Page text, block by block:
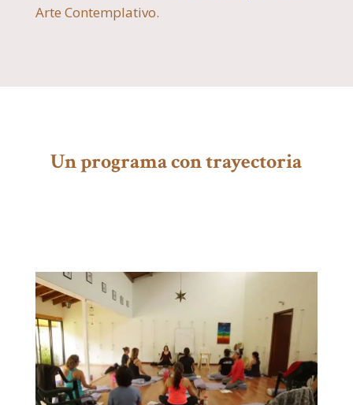
Arte Contemplativo.
Un programa con trayectoria